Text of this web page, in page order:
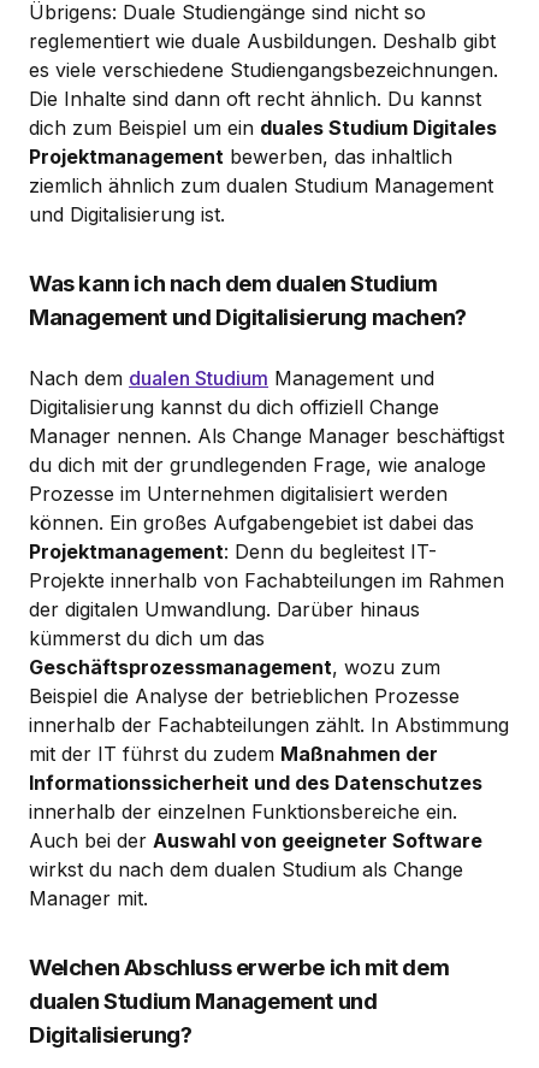
Übrigens: Duale Studiengänge sind nicht so
reglementiert wie duale Ausbildungen. Deshalb gibt
es viele verschiedene Studiengangsbezeichnungen.
Die Inhalte sind dann oft recht ähnlich. Du kannst
dich zum Beispiel um ein duales Studium Digitales
Projektmanagement bewerben, das inhaltlich
ziemlich ähnlich zum dualen Studium Management
und Digitalisierung ist.
Was kann ich nach dem dualen Studium
Management und Digitalisierung machen?
Nach dem dualen Studium Management und
Digitalisierung kannst du dich offiziell Change
Manager nennen. Als Change Manager beschäftigst
du dich mit der grundlegenden Frage, wie analoge
Prozesse im Unternehmen digitalisiert werden
können. Ein großes Aufgabengebiet ist dabei das
Projektmanagement: Denn du begleitest IT-
Projekte innerhalb von Fachabteilungen im Rahmen
der digitalen Umwandlung. Darüber hinaus
kümmerst du dich um das
Geschäftsprozessmanagement, wozu zum
Beispiel die Analyse der betrieblichen Prozesse
innerhalb der Fachabteilungen zählt. In Abstimmung
mit der IT führst du zudem Maßnahmen der
Informationssicherheit und des Datenschutzes
innerhalb der einzelnen Funktionsbereiche ein.
Auch bei der Auswahl von geeigneter Software
wirkst du nach dem dualen Studium als Change
Manager mit.
Welchen Abschluss erwerbe ich mit dem
dualen Studium Management und
Digitalisierung?